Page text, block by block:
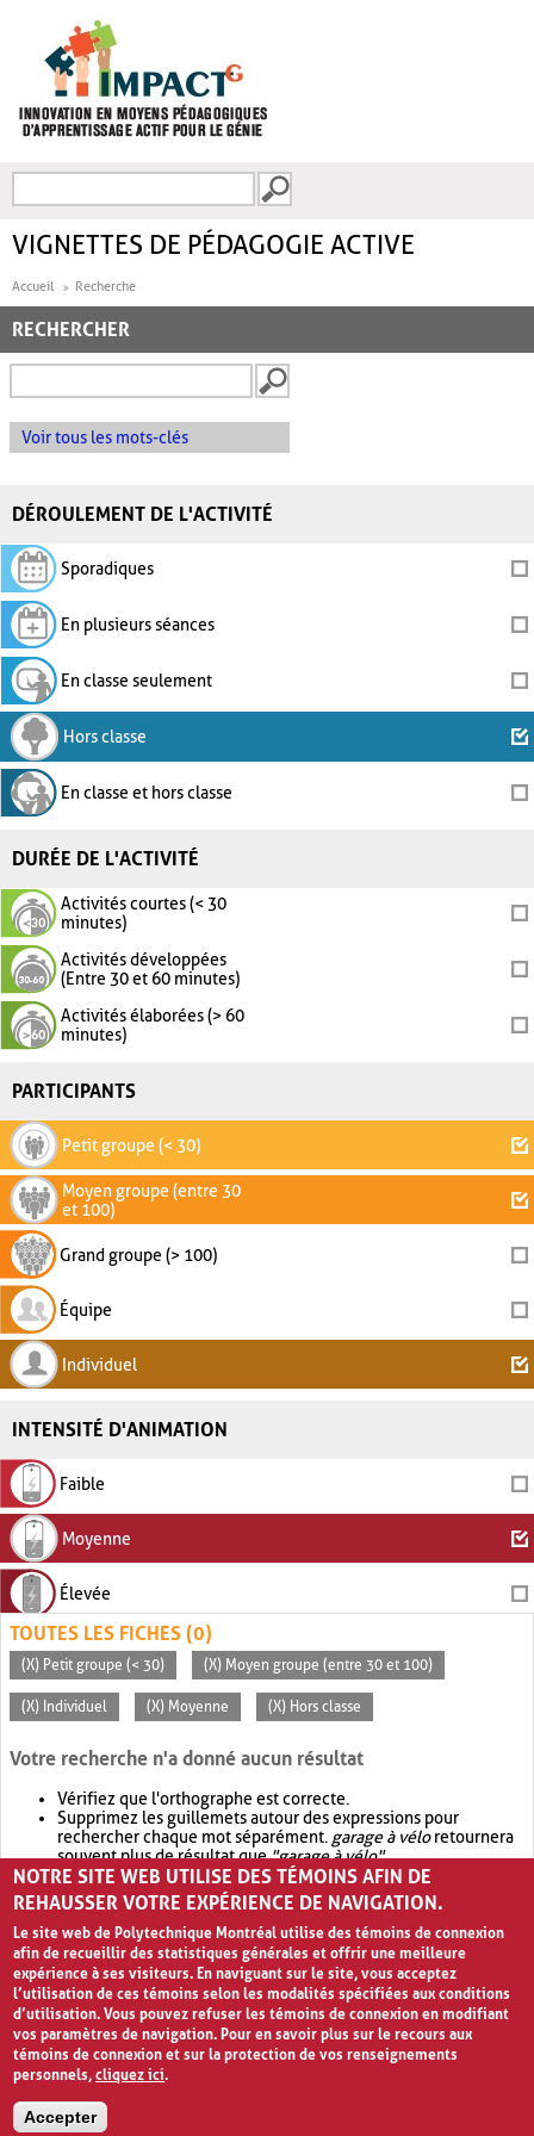
FORMULAIRE DE
VIGNETTES DE PÉDAGOGIE ACTIVE
Accueil Recherche
RECHERCHER
Voir tous les mots-clés
DÉROULEMENT DE L'ACTIVITÉ
Sporadiques
En plusieurs séances
En classe seulement
Hors classe
En classe et hors classe
DURÉE DE L'ACTIVITÉ
Activités courtes (< 30
minutes)
Activités développées
(Entre 30 et 60 minutes)
Activités élaborées (> 60
minutes)
PARTICIPANTS
Petit groupe (< 30)
Moyen groupe (entre 30
et 100)
Grand groupe (> 100)
Équipe
Individuel
INTENSITÉ D'ANIMATION
Faible
Moyenne
Élevée
TOUTES LES FICHES (0)
(X) Petit groupe (< 30) (X) Moyen groupe (entre 30 et 100)
(X) Individuel (X) Moyenne (X) Hors classe
Votre recherche n'a donné aucun résultat
Vérifiez que l'orthographe est correcte.
Supprimez les guillemets autour des expressions pour
rechercher chaque mot séparément. garage à véloretournera
souvent plus de résultat que"garage à vélo".
Envisagez d'élargir votre recherche avec OR.garage OR vélo
retournera souvent plus de résultat quegarage à vélo
NOTRE SITE WEB UTILISE DES TÉMOINS AFIN DE
REHAUSSER VOTRE EXPÉRIENCE DE NAVIGATION.
Le site web de Polytechnique Montréal utilise des témoins de connexion
afin de recueillir des statistiques générales et offrir une meilleure
expérience à ses visiteurs. En naviguant sur le site, vous acceptez
l’utilisation de ces témoins selon les modalités spécifiées aux conditions
d’utilisation. Vous pouvez refuser les témoins de connexion en modifiant
vos paramètres de navigation. Pour en savoir plus sur le recours aux
témoins de connexion et sur la protection de vos renseignements
personnels,cliquez ici.
Accepter